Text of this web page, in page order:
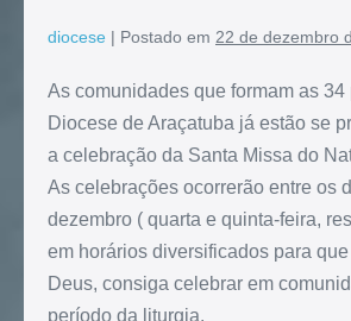
diocese | Postado em 22 de dezembro
As comunidades que formam as 34
Diocese de Araçatuba já estão se
a celebração da Santa Missa do
As celebrações ocorrerão entre os
dezembro ( quarta e quinta-feira,
em horários diversificados para
Deus, consiga celebrar em
período da liturgia.